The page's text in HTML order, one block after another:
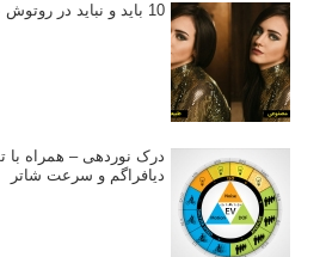
10 باید و نباید در روتوش عکس ها
دیافراگم و سرعت شاتر